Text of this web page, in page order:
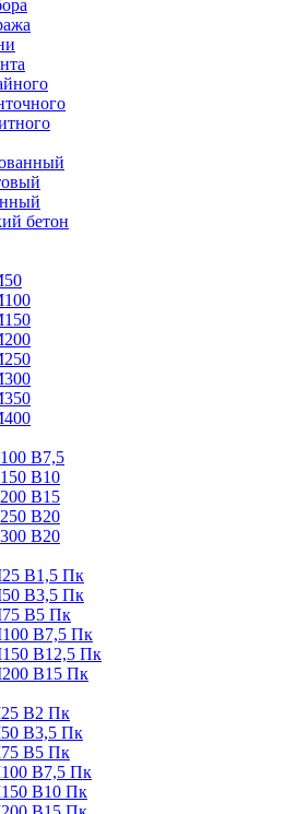
бетон
B7,5
B10
B15
B20
B20
B1,5 Пк
B3,5 Пк
B5 Пк
B7,5 Пк
B12,5 Пк
B15 Пк
B2 Пк
В3,5 Пк
B5 Пк
B7,5 Пк
B10 Пк